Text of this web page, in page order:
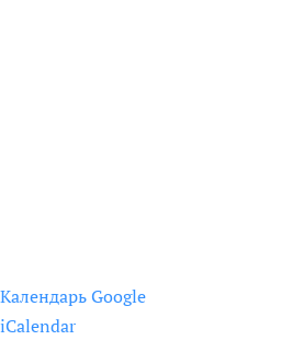
Календарь Google
iCalendar